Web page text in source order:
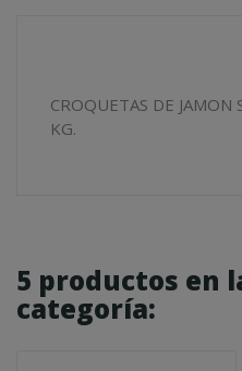
CROQUETAS DE JAMON
KG.
5 productos en
categoría: